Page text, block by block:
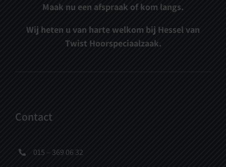
Maak nu een afspraak of kom langs.
Wij heten u van harte welkom bij Hessel van
Twist Hoorspeciaalzaak.
Contact
015 – 369 06 32